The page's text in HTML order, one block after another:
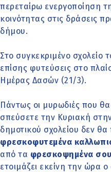
περεταίρω ενεργοποίηση
κοινότητας στις δράσεις
δήμου.
Στο συγκεκριμένο σχολείο
επίσης φυτεύσεις στο
Ημέρας Δασών (21/3).
Πάντως οι μυρωδιές που
σπεύσετε την Κυριακή
δημοτικού σχολείου δεν
φρεσκοφυτεμένα
από τα φρεσκοψημένα
ετοιμάζει εκείνη την ώρα